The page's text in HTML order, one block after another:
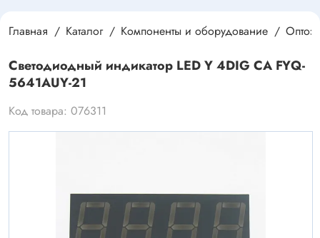
Главная Каталог Компоненты и оборудование
Светодиодный индикатор LED Y 4DIG CA FYQ-
5641AUY-21
Код товара: 076311